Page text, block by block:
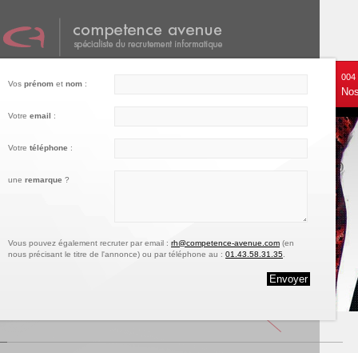
004
Vos prénom et nom :
Votre email :
Votre téléphone :
une remarque ?
Vous pouvez également recruter par email : rh@competence-avenue.com (en
nous précisant le titre de l'annonce) ou par téléphone au : 01.43.58.31.35